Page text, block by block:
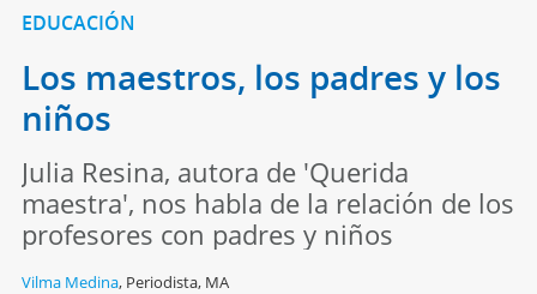
EDUCACIÓN
Los maestros, los padres y los
niños
Julia Resina, autora de 'Querida
maestra', nos habla de la relación de los
profesores con padres y niños
Vilma Medina, Periodista, MA